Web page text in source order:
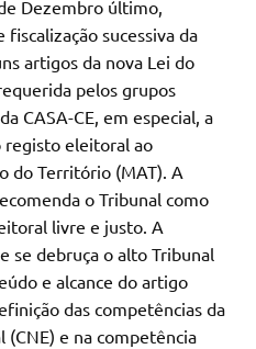
Dezembro último,
sucessiva da
artigos da nova Lei do
pelos grupos
CASA-CE, em especial, a
registo eleitoral ao
do Território (MAT). A
o Tribunal como
livre e justo. A
se debruça o alto Tribunal
e alcance do artigo
das competências da
(CNE) e na competência